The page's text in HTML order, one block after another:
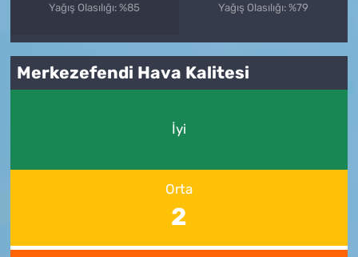
Yağış Olasılığı: %85
Yağış Olasılığı: %79
Merkezefendi Hava Kalitesi
İyi
Orta
2